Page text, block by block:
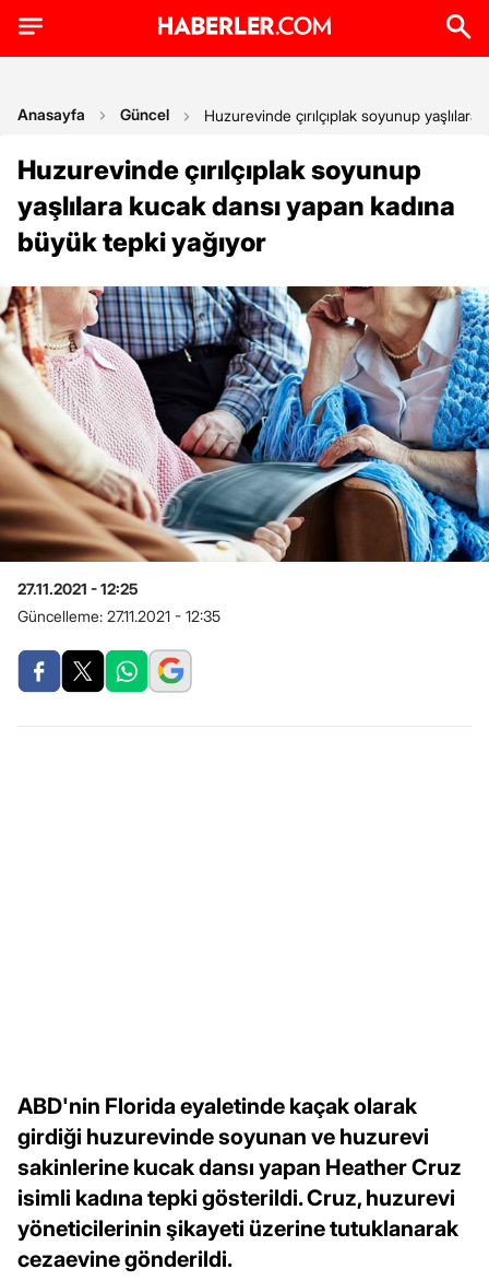
Anasayfa Güncel Huzurevinde çırılçıplak soyunup
Huzurevinde çırılçıplak soyunup
yaşlılara kucak dansı yapan kadına
büyük tepki yağıyor
27.11.2021 - 12:25
Güncelleme: 27.11.2021 - 12:35
ABD'nin Florida eyaletinde kaçak olarak
girdiği huzurevinde soyunan ve huzurevi
sakinlerine kucak dansı yapan Heather Cruz
isimli kadına tepki gösterildi. Cruz, huzurevi
yöneticilerinin şikayeti üzerine tutuklanarak
cezaevine gönderildi.